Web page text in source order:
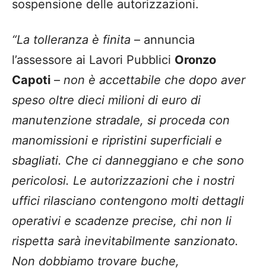
sospensione delle autorizzazioni.
“La tolleranza è finita – annuncia
l’assessore ai Lavori Pubblici Oronzo
Capoti – non è accettabile che dopo aver
speso oltre dieci milioni di euro di
manutenzione stradale, si proceda con
manomissioni e ripristini superficiali e
sbagliati. Che ci danneggiano e che sono
pericolosi. Le autorizzazioni che i nostri
uffici rilasciano contengono molti dettagli
operativi e scadenze precise, chi non li
rispetta sarà inevitabilmente sanzionato.
Non dobbiamo trovare buche,